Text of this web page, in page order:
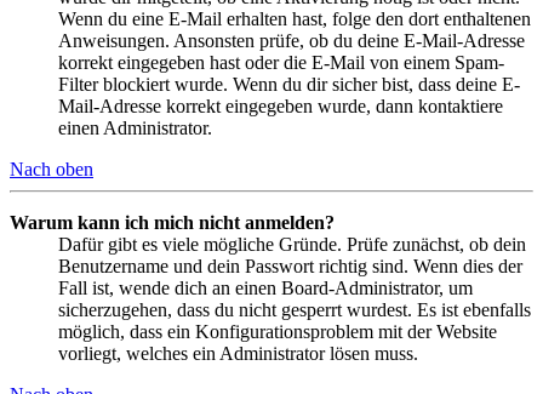
Wenn du eine E-Mail erhalten hast, folge den dort enthaltenen
Anweisungen. Ansonsten prüfe, ob du deine E-Mail-Adresse
korrekt eingegeben hast oder die E-Mail von einem Spam-
Filter blockiert wurde. Wenn du dir sicher bist, dass deine E-
Mail-Adresse korrekt eingegeben wurde, dann kontaktiere
einen Administrator.
Nach oben
Warum kann ich mich nicht anmelden?
Dafür gibt es viele mögliche Gründe. Prüfe zunächst, ob dein
Benutzername und dein Passwort richtig sind. Wenn dies der
Fall ist, wende dich an einen Board-Administrator, um
sicherzugehen, dass du nicht gesperrt wurdest. Es ist ebenfalls
möglich, dass ein Konfigurationsproblem mit der Website
vorliegt, welches ein Administrator lösen muss.